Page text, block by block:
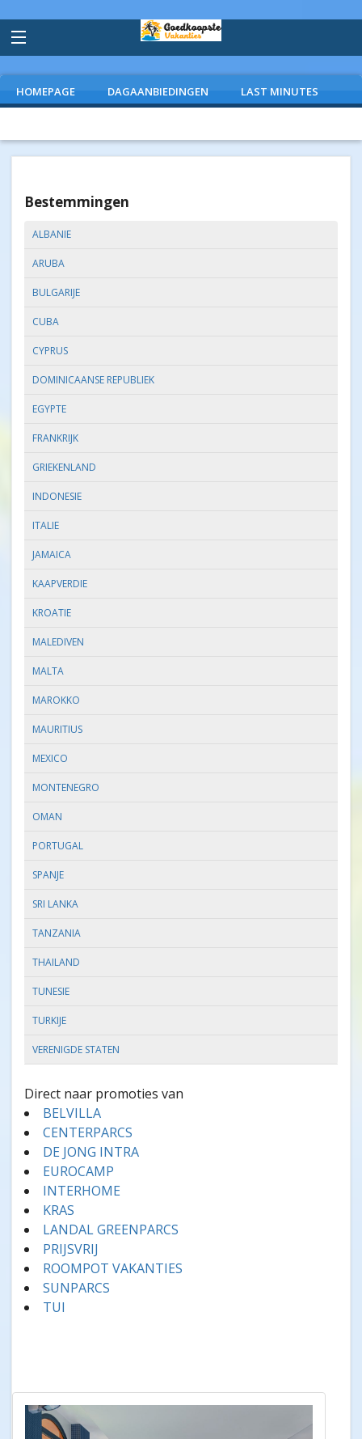
HOMEPAGE DAGAANBIEDINGEN LAST MINUTES
Bestemmingen
ALBANIE
ARUBA
BULGARIJE
CUBA
CYPRUS
DOMINICAANSE REPUBLIEK
EGYPTE
FRANKRIJK
GRIEKENLAND
INDONESIE
ITALIE
JAMAICA
KAAPVERDIE
KROATIE
MALEDIVEN
MALTA
MAROKKO
MAURITIUS
MEXICO
MONTENEGRO
OMAN
PORTUGAL
SPANJE
SRI LANKA
TANZANIA
THAILAND
TUNESIE
TURKIJE
VERENIGDE STATEN
Direct naar promoties van
BELVILLA
CENTERPARCS
DE JONG INTRA
EUROCAMP
INTERHOME
KRAS
LANDAL GREENPARCS
PRIJSVRIJ
ROOMPOT VAKANTIES
SUNPARCS
TUI